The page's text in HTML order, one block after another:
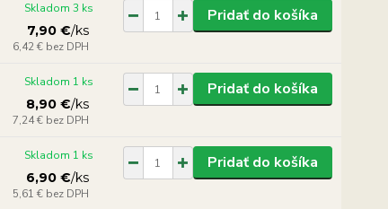
7,90 €/ks
6,42 € bez DPH
Skladom 3 ks Pridať do košíka
8,90 €/ks
7,24 € bez DPH
Skladom 1 ks Pridať do košíka
6,90 €/ks
5,61 € bez DPH
Skladom 1 ks Pridať do košíka